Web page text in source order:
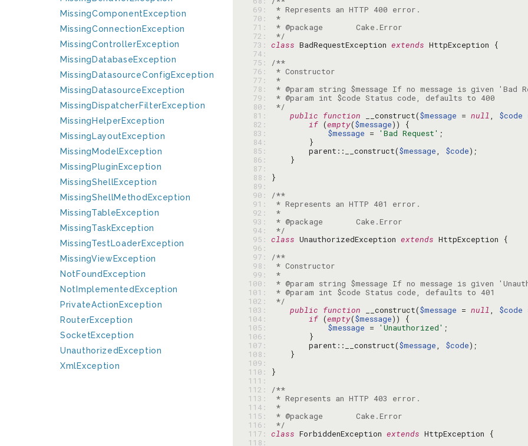
MissingComponentException
MissingConnectionException
MissingControllerException
MissingDatabaseException
MissingDatasourceConfigException
MissingDatasourceException
MissingDispatcherFilterException
MissingHelperException
MissingLayoutException
MissingModelException
MissingPluginException
MissingShellException
MissingShellMethodException
MissingTableException
MissingTaskException
MissingTestLoaderException
MissingViewException
NotFoundException
NotImplementedException
PrivateActionException
RouterException
SocketException
UnauthorizedException
XmlException
69:
70:
71:
72:
*/
73: class BadRequestException extends
74:
75:
76:
77:
78:
79:
80:
*/
81:
public function __construct($message = null, $code
82:
if (empty($message
83:
$message = 'Bad Request'
84:
85:
        parent::__construct(
$message, $code
86:
87:
88:
89:
90:
91:
92:
93:
94:
*/
95: class UnauthorizedException extends
96:
97:
98:
99:
100:
101:
102:
*/
103:
public function __construct($message = null, $code
104:
if (empty($message
105:
$message = 'Unauthorized'
106:
107:
        parent::__construct(
$message, $code
108:
109:
110:
111:
112:
113:
114:
115:
116:
*/
117: class ForbiddenException extends
118: